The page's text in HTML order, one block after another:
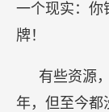
一个现实：你
牌！
有些资源
年，但至今都